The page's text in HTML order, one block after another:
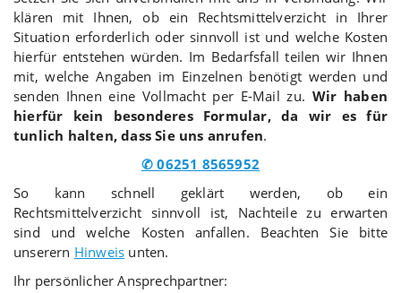
klären mit Ihnen, ob ein Rechtsmittelverzicht in Ihrer
Situation erforderlich oder sinnvoll ist und welche Kosten
hierfür entstehen würden. Im Bedarfsfall teilen wir Ihnen
mit, welche Angaben im Einzelnen benötigt werden und
senden Ihnen eine Vollmacht per E-Mail zu. Wir haben
hierfür kein besonderes Formular, da wir es für
tunlich halten, dass Sie uns anrufen.
✆ 06251 8565952
So kann schnell geklärt werden, ob ein
Rechtsmittelverzicht sinnvoll ist, Nachteile zu erwarten
sind und welche Kosten anfallen. Beachten Sie bitte
unserern Hinweis unten.
Ihr persönlicher Ansprechpartner: